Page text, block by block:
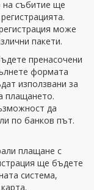
на събитие ще
може
пакети.
пренасочени
формата
използвани за
плащането.
да
по банков път.
плащане с
ще бъдете
система,